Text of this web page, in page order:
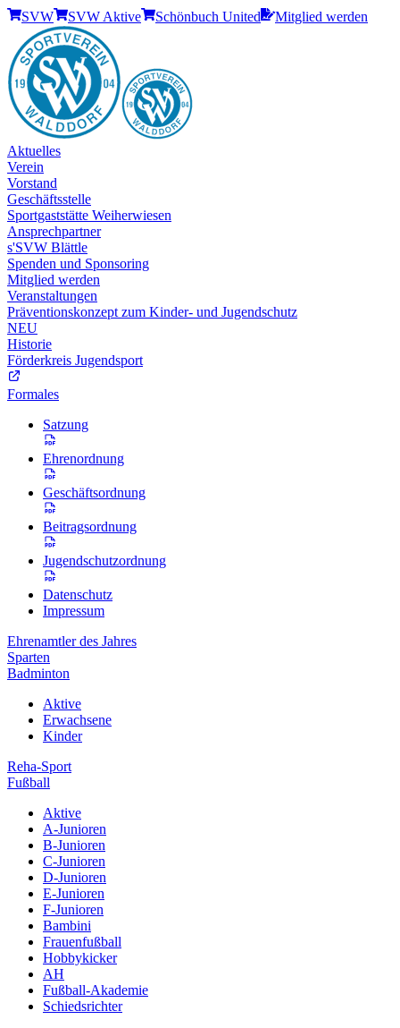
SVW SVW Aktive Schönbuch United Mitglied werden
Aktuelles
Verein
Vorstand
Geschäftsstelle
Sportgaststätte Weiherwiesen
Ansprechpartner
s'SVW Blättle
Spenden und Sponsoring
Mitglied werden
Veranstaltungen
Präventionskonzept zum Kinder- und Jugendschutz
NEU
Historie
Förderkreis Jugendsport
Formales
Satzung
Ehrenordnung
Geschäftsordnung
Beitragsordnung
Jugendschutzordnung
Datenschutz
Impressum
Ehrenamtler des Jahres
Sparten
Badminton
Aktive
Erwachsene
Kinder
Reha-Sport
Fußball
Aktive
A-Junioren
B-Junioren
C-Junioren
D-Junioren
E-Junioren
F-Junioren
Bambini
Frauenfußball
Hobbykicker
AH
Fußball-Akademie
Schiedsrichter